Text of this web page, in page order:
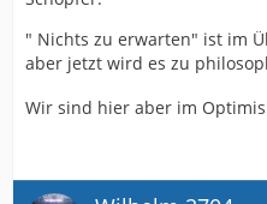
" Nichts zu erwarten" ist im
aber jetzt wird es zu
Wir sind hier aber im